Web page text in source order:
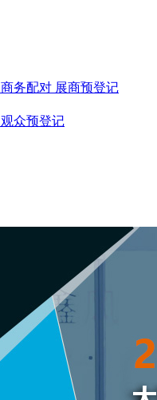
商务配对 展商预登记
观众预登记